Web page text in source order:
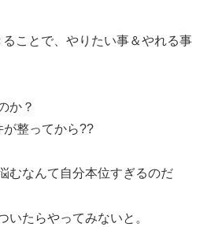
ることで、やりたい事＆やれる事
か？
整ってから??
むなんて自分本位すぎるのだ
いたらやってみないと。